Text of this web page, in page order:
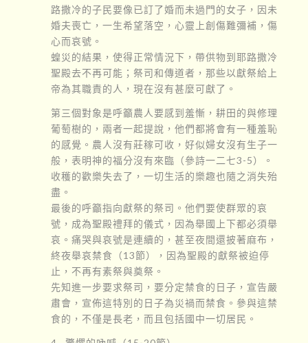
路撒冷的子民要像已訂了婚而未過門的女子，因未
婚夫喪亡，一生希望落空，心靈上創傷難彌補，傷
心而哀號。
蝗災的結果，使得正常情況下，帶供物到耶路撒冷
聖殿去不再可能；祭司和傳道者，那些以獻祭給上
帝為其職責的人，現在沒有甚麼可獻了。
第三個對象是呼籲農人要感到羞慚，耕田的與修理
葡萄樹的，兩者一起提說，他們都將會有一種羞恥
的感覺。農人沒有莊稼可收，好似婦女沒有生子一
般，表明神的福分沒有來臨（參詩一二七3-5）。
收穫的歡樂失去了，一切生活的樂趣也隨之消失殆
盡。
最後的呼籲指向獻祭的祭司。他們要使群眾的哀
號，成為聖殿禮拜的儀式，因為舉國上下都必須舉
哀。痛哭與哀號是連續的，甚至夜間還披著麻布，
終夜舉哀禁食（13節），因為聖殿的獻祭被迫停
止，不再有素祭與奠祭。
先知進一步要求祭司，要分定禁食的日子，宣告嚴
肅會，宣佈這特別的日子為災禍而禁食。參與這禁
食的，不僅是長老，而且包括國中一切居民。